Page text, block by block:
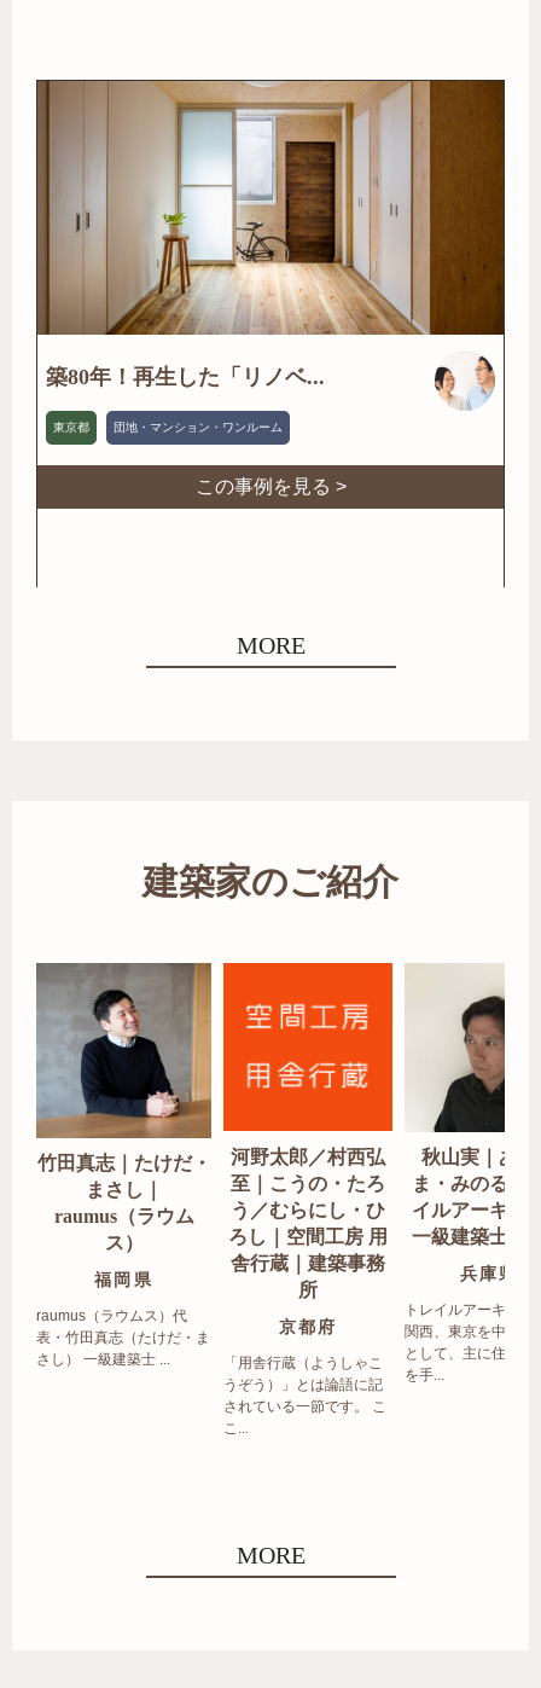
築80年！再生した「リノベ...
東京都 団地・マンション・ワンルーム
この事例を見る >
MORE
建築家のご紹介
竹田真志｜たけだ・
まさし｜
raumus（ラウム
ス）
福岡県
raumus（ラウムス）代
表・竹田真志（たけだ・ま
さし） 一級建築士 ...
河野太郎／村西弘
至｜こうの・たろ
う／むらにし・ひ
ろし｜空間工房 用
舎行蔵｜建築事務
所
京都府
「用舎行蔵（ようしゃこ
うぞう）」とは論語に記
されている一節です。 こ
こ...
秋山実｜あき
ま・みのる｜
イルアーキテ
一級建築士事
兵庫県
トレイルアーキテク
関西、東京を中心エ
として、主に住宅の
を手...
MORE